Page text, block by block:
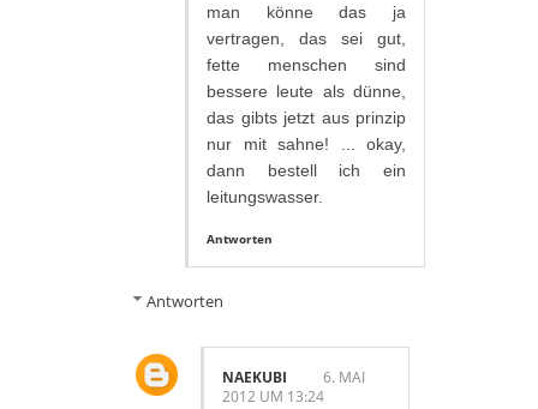
man könne das ja
vertragen, das sei gut,
fette menschen sind
bessere leute als dünne,
das gibts jetzt aus prinzip
nur mit sahne! ... okay,
dann bestell ich ein
leitungswasser.
Antworten
Antworten
NAEKUBI
6. MAI
2012 UM 13:24